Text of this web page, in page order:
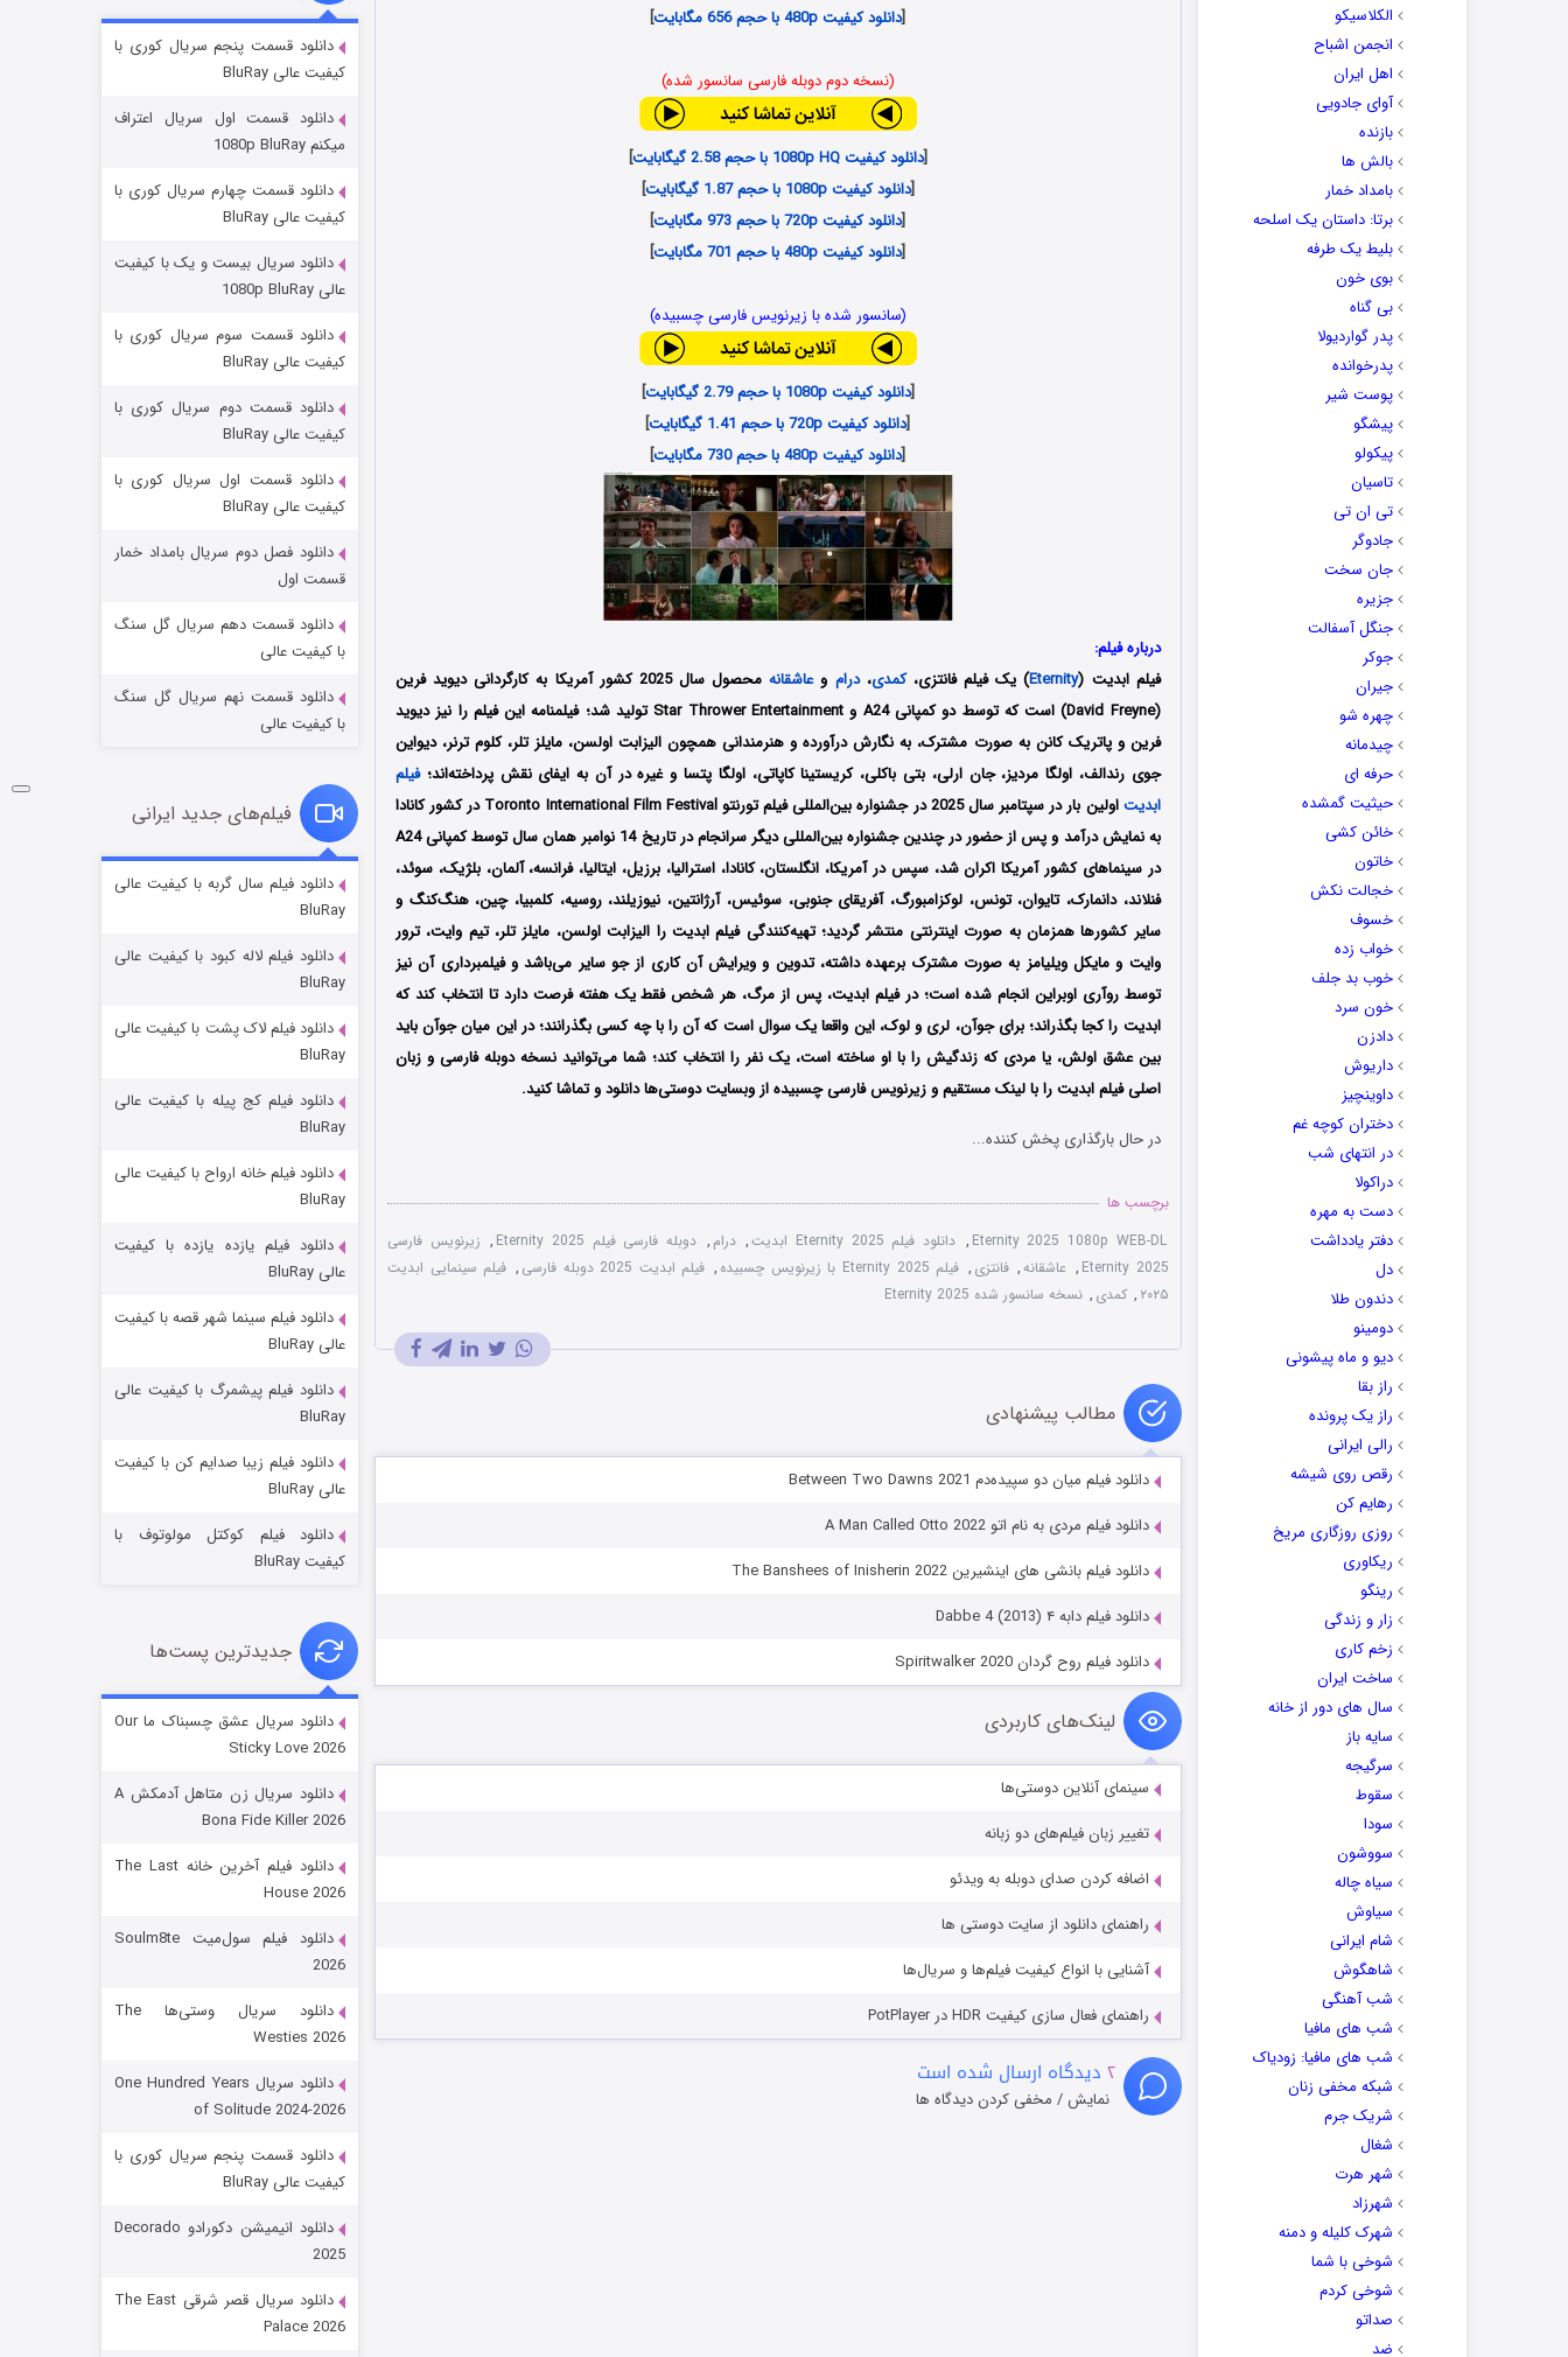
الکلاسیکو
انجمن اشباح
اهل ایران
آوای جادویی
بازنده
بالش ها
بامداد خمار
برتا: داستان یک اسلحه
بلیط یک‌‌ طرفه
بوی خون
بی گناه
پدر گواردیولا
پدرخوانده
پوست شیر
پیشگو
پیکولو
تاسیان
تی ان تی
جادوگر
جان سخت
جزیره
جنگل آسفالت
جوکر
جیران
چهره شو
چیدمانه
حرفه ای
حیثیت گمشده
خائن کشی
خاتون
خجالت نکش
خسوف
خواب زده
خوب بد جلف
خون سرد
دادزن
داریوش
داوینچیز
دختران کوچه غم
در انتهای شب
دراکولا
دست به مهره
دفتر یادداشت
دل
دندون طلا
دومینو
دیو و ماه پیشونی
راز بقا
راز یک پرونده
رالی ایرانی
رقص روی شیشه
رهایم کن
روزی روزگاری مریخ
ریکاوری
رینگو
زار و زندگی
زخم کاری
ساخت ایران
سال های دور از خانه
سایه باز
سرگیجه
سقوط
سودا
سووشون
سیاه چاله
سیاوش
شام ایرانی
شاهگوش
شب آهنگی
شب های مافیا
شب های مافیا: زودیاک
شبکه مخفی زنان
شریک جرم
شغال
شهر هرت
شهرزاد
شهرک کلیله و دمنه
شوخی با شما
شوخی کردم
صداتو
ضد
[دانلود کیفیت 480p با حجم 656 مگابایت ]
(نسخه دوم دوبله فارسی سانسور شده)
[دانلود کیفیت 1080p HQ با حجم 2.58 گیگابایت
]
[دانلود کیفیت 1080p با حجم 1.87 گیگابایت
]
[دانلود کیفیت 720p با حجم 973 مگابایت
]
[دانلود کیفیت 480p با حجم 701 مگابایت ]
(سانسور شده با زیرنویس فارسی چسبیده)
[دانلود کیفیت 1080p با حجم 2.79 گیگابایت
]
[دانلود کیفیت 720p با حجم 1.41 گیگابایت
]
[دانلود کیفیت 480p با حجم 730 مگابایت ]
درباره فیلم:
فیلم ابدیت (Eternity) یک فیلم فانتزی،کمدی،درام وعاشقانه
محصول سال 2025 کشور آمریکا به کارگردانی دیوید فرین
(David Freyne) است که توسط دو کمپانی‌ A24 و Star Thrower Entertainment تولید شد؛ فیلمنامه این فیلم را نیز دیوید
فرین و پاتریک کانن به صورت مشترک، به نگارش درآورده و هنرمندانی همچون الیزابت اولسن، مایلز تلر، کلوم ترنر، دیواین
جوی رندالف، اولگا مردیز، جان ارلی، بتی باکلی، کریستینا کاپاتی، اولگا پتسا و غیره در آن به ایفای نقش پرداخته‌اند؛فیلم
ابدیت
اولین بار در سپتامبر سال 2025 در جشنواره بین‌المللی فیلم تورنتو Toronto International Film Festival در کشور کانادا
به نمایش درآمد و پس از حضور در چندین جشنواره بین‌المللی دیگر سرانجام در تاریخ 14 نوامبر همان سال توسط کمپانی‌ A24
در سینماهای کشور آمریکا اکران شد، سپس در آمریکا، انگلستان، کانادا، استرالیا، برزیل، ایتالیا، فرانسه، آلمان، بلژیک، سوئد،
فنلاند، دانمارک، تایوان، تونس، لوکزامبورگ، آفریقای جنوبی، سوئیس، آرژانتین، نیوزیلند، روسیه، کلمبیا، چین، هنگ‌کنگ و
سایر کشورها همزمان به صورت اینترنتی منتشر گردید؛ تهیه‌کنندگی فیلم ابدیت را الیزابت اولسن، مایلز تلر، تیم وایت، ترور
وایت و مایکل ویلیامز به صورت مشترک برعهده داشته، تدوین و ویرایش آن کاری از جو سایر می‌باشد و فیلمبرداری آن نیز
توسط روآری اوبراین انجام شده است؛ در فیلم ابدیت، پس از مرگ، هر شخص فقط یک هفته فرصت دارد تا انتخاب کند که
ابدیت را کجا بگذراند؛ برای جوآن، لری و لوک، این واقعا یک سوال است که آن را با چه کسی بگذرانند؛ در این میان جوآن باید
بین عشق اولش، یا مردی که زندگیش را با او ساخته است، یک نفر را انتخاب کند؛ شما می‌توانید نسخه دوبله فارسی و زبان
اصلی فیلم ابدیت را با ‌لینک مستقیم و زیرنویس فارسی چسبیده از وبسایت دوستی‌ها دانلود و تماشا کنید.
در حال بارگذاری پخش کننده...
برچسب ها
Eternity 2025 1080p WEB-DL
, دانلود فیلم Eternity 2025 ابدیت , درام , دوبله فارسی فیلم Eternity 2025 , زیرنویس فارسی
Eternity 2025
, عاشقانه, فانتزی , فیلم Eternity 2025 با زیرنویس چسبیده , فیلم ابدیت 2025 دوبله فارسی , فیلم سینمایی ابدیت
۲۰۲۵ , کمدی , نسخه سانسور شده Eternity 2025
مطالب پیشنهادی
دانلود فیلم میان دو سپیده‌دم Between Two Dawns 2021
دانلود فیلم مردی به نام اتو A Man Called Otto 2022
دانلود فیلم بانشی های اینشیرین The Banshees of Inisherin 2022
دانلود فیلم دابه ۴ Dabbe 4 (2013)
دانلود فیلم روح گردان Spiritwalker 2020
لینک‌های کاربردی
سینمای آنلاین دوستی‌ها
تغییر زبان فیلم‌های دو زبانه
اضافه کردن صدای دوبله به ویدئو
راهنمای دانلود از سایت دوستی ها
آشنایی با انواع کیفیت فیلم‌ها و سریال‌ها
راهنمای فعال سازی کیفیت HDR در PotPlayer
۲ دیدگاه ارسال شده است
نمایش / مخفی کردن دیدگاه ها
قسمت۵ (زیرنویس) منتشر شد
وستی ها
قسمت ۶ (زیرنویس) منتشر شد
فروشگاهی برای قاتلان فصل ۲
قسمت
شوهر
عملیات آپارتمان
قسمت۲ (زیرنویس)
شکست استوارت در نجات جهان
قسمت۷ (زیرنویس)
دانلود قسمت پنجم سریال کوری با
کیفیت عالی BluRay
دانلود قسمت اول سریال اعتراف
میکنم 1080p BluRay
دانلود قسمت چهارم سریال کوری با
کیفیت عالی BluRay
دانلود سریال بیست و یک با کیفیت
عالی 1080p BluRay
دانلود قسمت سوم سریال کوری با
کیفیت عالی BluRay
دانلود قسمت دوم سریال کوری با
کیفیت عالی BluRay
دانلود قسمت اول سریال کوری با
کیفیت عالی BluRay
دانلود فصل دوم سریال بامداد خمار
قسمت اول
دانلود قسمت دهم سریال گل سنگ
با کیفیت عالی
دانلود قسمت نهم سریال گل سنگ
با کیفیت عالی
فیلم‌های جدید ایرانی
دانلود فیلم سال گربه با کیفیت عالی
BluRay
دانلود فیلم لاله کبود با کیفیت عالی
BluRay
دانلود فیلم لاک پشت با کیفیت عالی
BluRay
دانلود فیلم کج‌ پیله با کیفیت عالی
BluRay
دانلود فیلم خانه ارواح با کیفیت عالی
BluRay
دانلود فیلم یازده یازده با کیفیت
عالی BluRay
دانلود فیلم سینما شهر قصه با کیفیت
عالی BluRay
دانلود فیلم پیشمرگ با کیفیت عالی
BluRay
دانلود فیلم زیبا صدایم کن با کیفیت
عالی BluRay
دانلود فیلم کوکتل مولوتوف با
کیفیت BluRay
جدیدترین پست‌ها
دانلود سریال عشق چسبناک ما Our
Sticky Love 2026
دانلود سریال زن متاهل آدمکش A
Bona Fide Killer 2026
دانلود فیلم آخرین خانه The Last
House 2026
دانلود فیلم سول‌میت Soulm8te
2026
دانلود سریال وستی‌ها The
Westies 2026
دانلود سریال One Hundred Years
of Solitude 2024-2026
دانلود قسمت پنجم سریال کوری با
کیفیت عالی BluRay
دانلود انیمیشن دکورادو Decorado
2025
دانلود سریال قصر شرقی The East
Palace 2026